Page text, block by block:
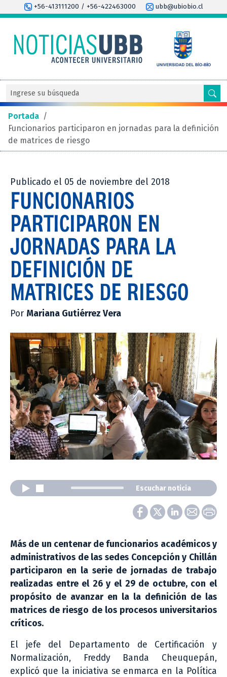
+56-413111200 / +56-422463000 ubb@ubiobio.cl
Portada /
Funcionarios participaron en jornadas para la definición
de matrices de riesgo
Publicado el 05 de noviembre del 2018
FUNCIONARIOS
PARTICIPARON EN
JORNADAS PARA LA
DEFINICIÓN DE
MATRICES DE RIESGO
Por Mariana Gutiérrez Vera
Escuchar noticia
Más de un centenar de funcionarios académicos y
administrativos de las sedes Concepción y Chillán
participaron en la serie de jornadas de trabajo
realizadas entre el 26 y el 29 de octubre, con el
propósito de avanzar en la la definición de las
matrices de riesgo de los procesos universitarios
críticos.
El jefe del Departamento de Certificación y
Normalización, Freddy Banda Cheuquepán,
explicó que la iniciativa se enmarca en la Política